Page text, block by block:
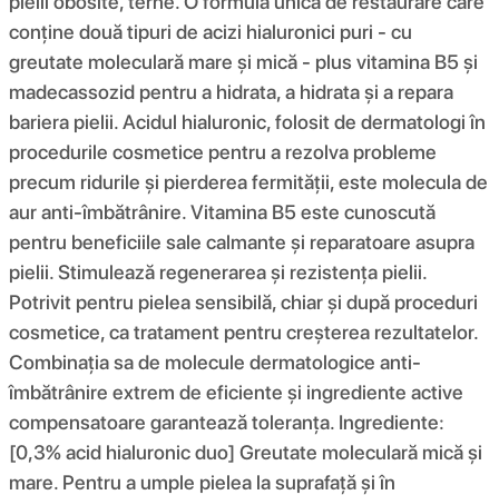
conține două tipuri de acizi hialuronici puri - cu
greutate moleculară mare și mică - plus vitamina B5 și
madecassozid pentru a hidrata, a hidrata și a repara
bariera pielii. Acidul hialuronic, folosit de dermatologi în
procedurile cosmetice pentru a rezolva probleme
precum ridurile și pierderea fermității, este molecula de
aur anti-îmbătrânire. Vitamina B5 este cunoscută
pentru beneficiile sale calmante și reparatoare asupra
pielii. Stimulează regenerarea și rezistența pielii.
Potrivit pentru pielea sensibilă, chiar și după proceduri
cosmetice, ca tratament pentru creșterea rezultatelor.
Combinația sa de molecule dermatologice anti-
îmbătrânire extrem de eficiente și ingrediente active
compensatoare garantează toleranța. Ingrediente:
[0,3% acid hialuronic duo] Greutate moleculară mică și
mare. Pentru a umple pielea la suprafață și în